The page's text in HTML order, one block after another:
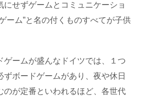
にせずゲームとコミュニケーショ
ーム”と名の付くものすべてが子供
ゲームが盛んなドイツでは、１つ
ずボードゲームがあり、夜や休日
のが定番といわれるほど、各世代